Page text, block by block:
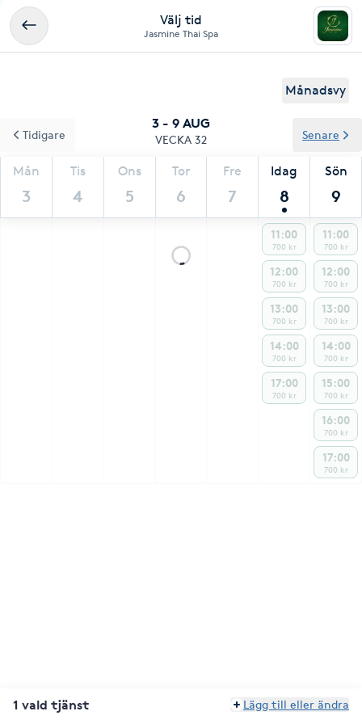
Välj tid
Jasmine Thai Spa
Månadsvy
3 - 9 AUG
VECKA 32
Mån
3
Tis
4
Ons
5
Tor
6
Fre
7
Idag
8
Sön
9
Tidigare Senare
11:00
700 kr
12:00
700 kr
13:00
700 kr
14:00
700 kr
17:00
700 kr
11:00
700 kr
12:00
700 kr
13:00
700 kr
14:00
700 kr
15:00
700 kr
16:00
700 kr
17:00
700 kr
1 vald tjänst Lägg till eller ändra